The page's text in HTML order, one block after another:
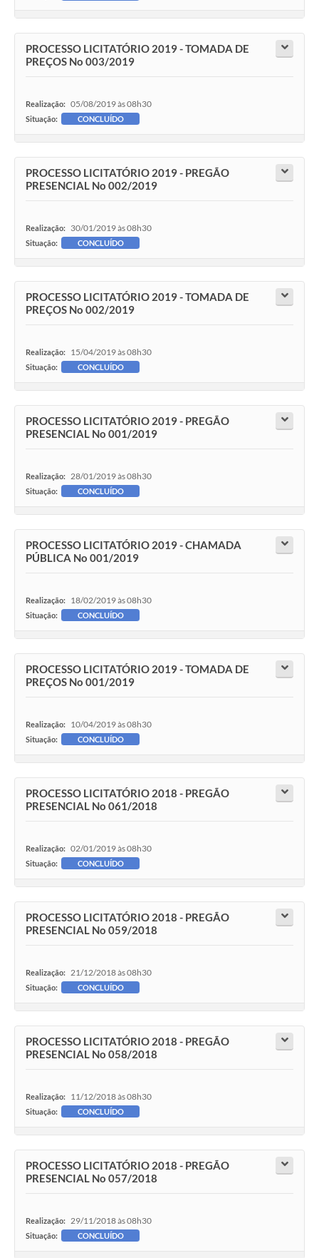
PROCESSO LICITATÓRIO 2019 - TOMADA DE
PREÇOS No 003/2019
Realização: 05/08/2019 às 08h30
Situação: CONCLUÍDO
PROCESSO LICITATÓRIO 2019 - PREGÃO
PRESENCIAL No 002/2019
Realização: 30/01/2019 às 08h30
Situação: CONCLUÍDO
PROCESSO LICITATÓRIO 2019 - TOMADA DE
PREÇOS No 002/2019
Realização: 15/04/2019 às 08h30
Situação: CONCLUÍDO
PROCESSO LICITATÓRIO 2019 - PREGÃO
PRESENCIAL No 001/2019
Realização: 28/01/2019 às 08h30
Situação: CONCLUÍDO
PROCESSO LICITATÓRIO 2019 - CHAMADA
PÚBLICA No 001/2019
Realização: 18/02/2019 às 08h30
Situação: CONCLUÍDO
PROCESSO LICITATÓRIO 2019 - TOMADA DE
PREÇOS No 001/2019
Realização: 10/04/2019 às 08h30
Situação: CONCLUÍDO
PROCESSO LICITATÓRIO 2018 - PREGÃO
PRESENCIAL No 061/2018
Realização: 02/01/2019 às 08h30
Situação: CONCLUÍDO
PROCESSO LICITATÓRIO 2018 - PREGÃO
PRESENCIAL No 059/2018
Realização: 21/12/2018 às 08h30
Situação: CONCLUÍDO
PROCESSO LICITATÓRIO 2018 - PREGÃO
PRESENCIAL No 058/2018
Realização: 11/12/2018 às 08h30
Situação: CONCLUÍDO
PROCESSO LICITATÓRIO 2018 - PREGÃO
PRESENCIAL No 057/2018
Realização: 29/11/2018 às 08h30
Situação: CONCLUÍDO